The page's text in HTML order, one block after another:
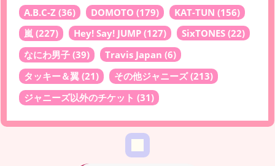
A.B.C-Z (36) DOMOTO (179) KAT-TUN (156)
嵐 (227) Hey! Say! JUMP (127) SixTONES (22)
なにわ男子 (39) Travis Japan (6)
タッキー＆翼 (21) その他ジャニーズ(213)
ジャニーズ以外のチケット (31)